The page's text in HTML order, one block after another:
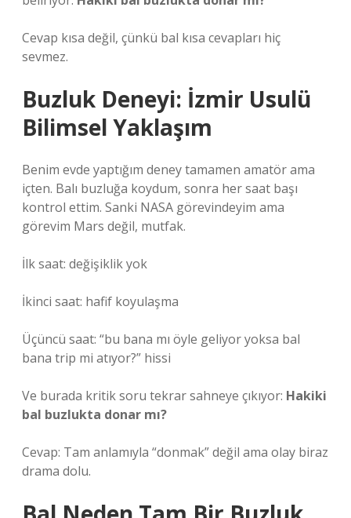
Cevap kısa değil, çünkü bal kısa cevapları hiç
sevmez.
Buzluk Deneyi: İzmir Usulü
Bilimsel Yaklaşım
Benim evde yaptığım deney tamamen amatör ama
içten. Balı buzluğa koydum, sonra her saat başı
kontrol ettim. Sanki NASA görevindeyim ama
görevim Mars değil, mutfak.
İlk saat: değişiklik yok
İkinci saat: hafif koyulaşma
Üçüncü saat: “bu bana mı öyle geliyor yoksa bal
bana trip mi atıyor?” hissi
Ve burada kritik soru tekrar sahneye çıkıyor: Hakiki
bal buzlukta donar mı?
Cevap: Tam anlamıyla “donmak” değil ama olay biraz
drama dolu.